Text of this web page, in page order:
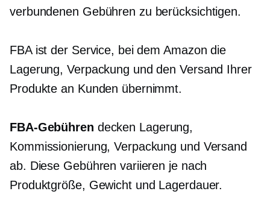
verbundenen Gebühren zu berücksichtigen.
FBA ist der Service, bei dem Amazon die
Lagerung, Verpackung und den Versand Ihrer
Produkte an Kunden übernimmt.
FBA-Gebühren decken Lagerung,
Kommissionierung, Verpackung und Versand
ab. Diese Gebühren variieren je nach
Produktgröße, Gewicht und Lagerdauer.